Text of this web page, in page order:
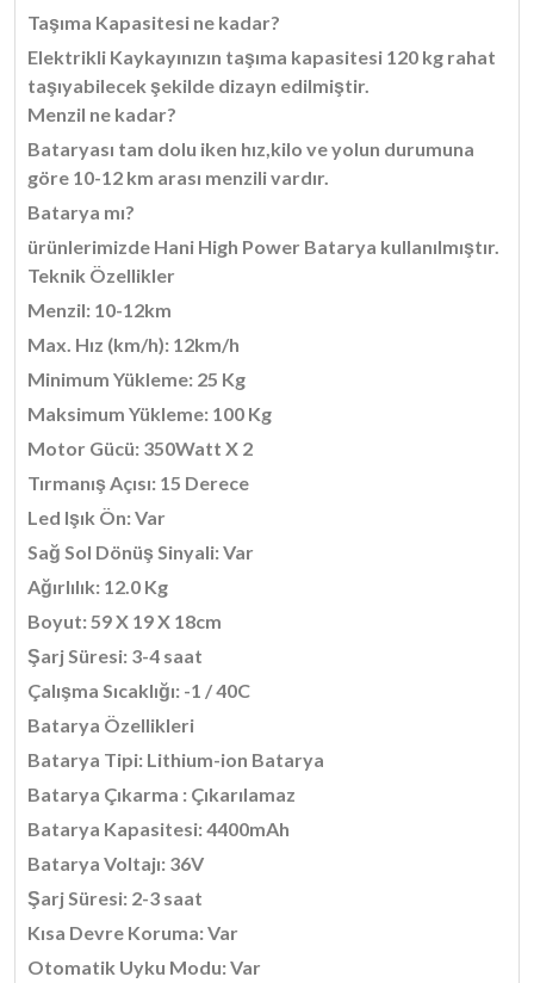
Taşıma Kapasitesi ne kadar?
Elektrikli Kaykayınızın taşıma kapasitesi 120 kg rahat
taşıyabilecek şekilde dizayn edilmiştir.
Menzil ne kadar?
Bataryası tam dolu iken hız,kilo ve yolun durumuna
göre 10-12 km arası menzili vardır.
Batarya mı?
ürünlerimizde Hani High Power Batarya kullanılmıştır.
Teknik Özellikler
Menzil: 10-12km
Max. Hız (km/h): 12km/h
Minimum Yükleme: 25 Kg
Maksimum Yükleme: 100 Kg
Motor Gücü: 350Watt X 2
Tırmanış Açısı: 15 Derece
Led Işık Ön: Var
Sağ Sol Dönüş Sinyali: Var
Ağırlılık: 12.0 Kg
Boyut: 59 X 19 X 18cm
Şarj Süresi: 3-4 saat
Çalışma Sıcaklığı: -1 / 40C
Batarya Özellikleri
Batarya Tipi: Lithium-ion Batarya
Batarya Çıkarma : Çıkarılamaz
Batarya Kapasitesi: 4400mAh
Batarya Voltajı: 36V
Şarj Süresi: 2-3 saat
Kısa Devre Koruma: Var
Otomatik Uyku Modu: Var